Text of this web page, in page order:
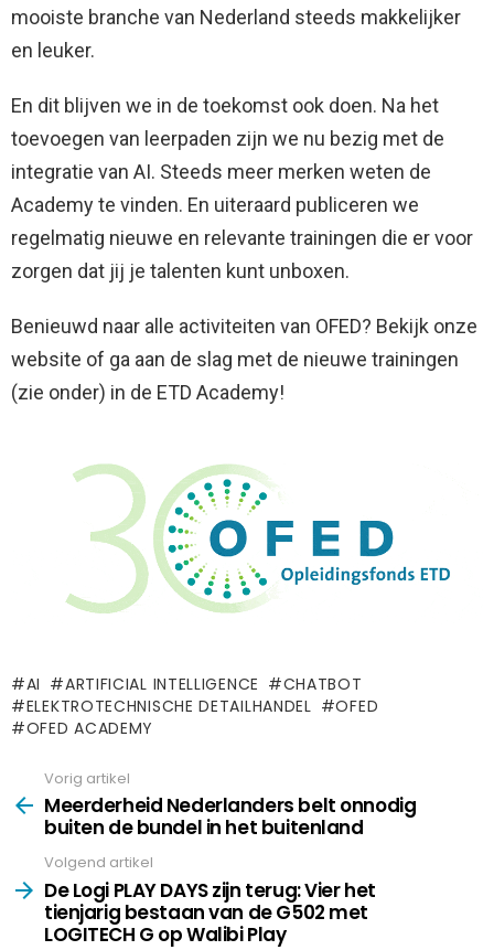
mooiste branche van Nederland steeds makkelijker
en leuker.
En dit blijven we in de toekomst ook doen. Na het
toevoegen van leerpaden zijn we nu bezig met de
integratie van AI. Steeds meer merken weten de
Academy te vinden. En uiteraard publiceren we
regelmatig nieuwe en relevante trainingen die er voor
zorgen dat jij je talenten kunt unboxen.
Benieuwd naar alle activiteiten van OFED? Bekijk onze
website of ga aan de slag met de nieuwe trainingen
(zie onder) in de ETD Academy!
AI ARTIFICIAL INTELLIGENCE
CHATBOT
ELEKTROTECHNISCHE DETAILHANDEL
OFED
OFED ACADEMY
more
Vorig artikel
Meerderheid Nederlanders belt onnodig
buiten de bundel in het buitenland
Volgend artikel
De Logi PLAY DAYS zijn terug: Vier het
tienjarig bestaan van de G502 met
LOGITECH G op Walibi Play